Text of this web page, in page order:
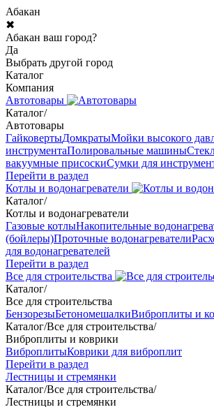
Абакан
✖
Абакан ваш город?
Да
Выбрать другой город
Каталог
Компания
Автотовары
Каталог/
Автотовары
ГайковертыДомкратыМойки высокого
инструментаПолировальные машины
вакуумные присоскиСумки для
Перейти в раздел
Котлы и водонагреватели
Каталог/
Котлы и водонагреватели
Газовые котлыНакопительные
(бойлеры)Проточные водонагреватели
для водонагревателей
Перейти в раздел
Все для строительства
Каталог/
Все для строительства
БензорезыБетономешалкиВиброплиты и
Каталог/Все для строительства/
Виброплиты и коврики
ВиброплитыКоврики для виброплит
Перейти в раздел
Лестницы и стремянки
Каталог/Все для строительства/
Лестницы и стремянки